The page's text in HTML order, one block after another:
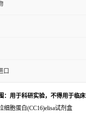
口
：用于科研实验，不得用于临床
细胞蛋白(CC16)elisa试剂盒